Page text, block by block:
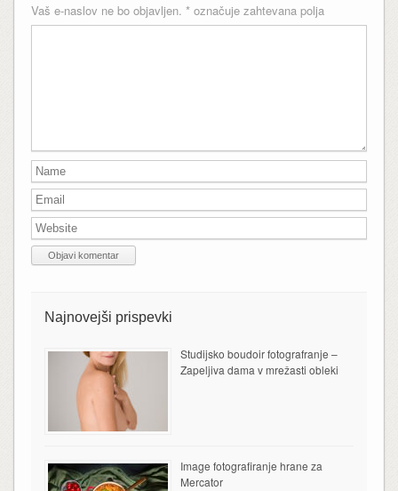
Vaš e-naslov ne bo objavljen. *označuje zahtevana polja
Najnovejši prispevki
Studijsko boudoir fotografranje –
Zapeljiva dama v mrežasti obleki
Image fotografiranje hrane za
Mercator